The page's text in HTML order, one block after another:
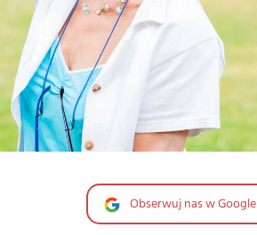
Obserwuj nas w Google